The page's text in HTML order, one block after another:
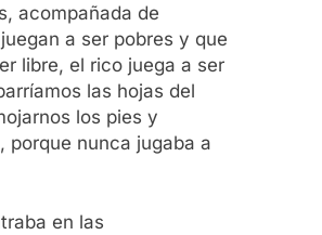
acompañada de
a ser pobres y que
libre, el rico juega a ser
las hojas del
los pies y
porque nunca jugaba a
en las